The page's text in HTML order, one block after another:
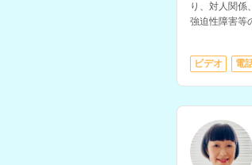
り、対人関係
強迫性障害等
亡くした方
ビデオ 電